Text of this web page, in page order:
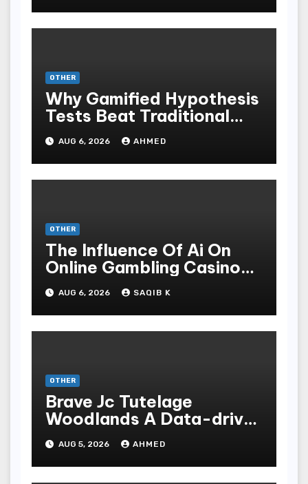
OTHER
Why Gamified Hypothesis
Tests Beat Traditional
Meditate Methods
AUG 6, 2026 AHMED
OTHER
The Influence Of Ai On
Online Gambling Casino
Experiences
AUG 6, 2026 SAQIB K
OTHER
Brave Jc Tutelage
Woodlands A Data-driven
Dissection
AUG 5, 2026 AHMED